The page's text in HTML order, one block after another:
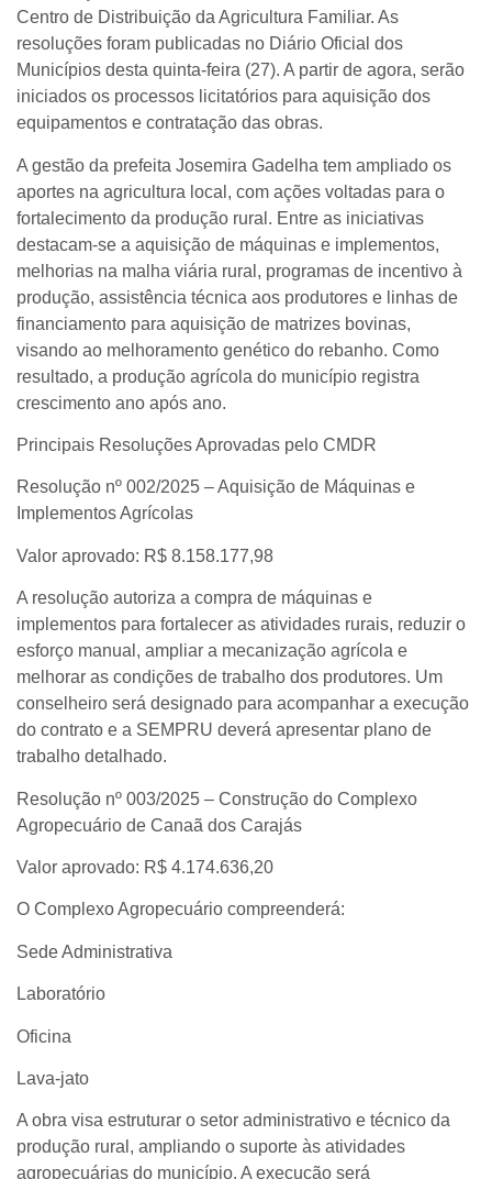
Centro de Distribuição da Agricultura Familiar. As
resoluções foram publicadas no Diário Oficial dos
Municípios desta quinta-feira (27). A partir de agora, serão
iniciados os processos licitatórios para aquisição dos
equipamentos e contratação das obras.
A gestão da prefeita Josemira Gadelha tem ampliado os
aportes na agricultura local, com ações voltadas para o
fortalecimento da produção rural. Entre as iniciativas
destacam-se a aquisição de máquinas e implementos,
melhorias na malha viária rural, programas de incentivo à
produção, assistência técnica aos produtores e linhas de
financiamento para aquisição de matrizes bovinas,
visando ao melhoramento genético do rebanho. Como
resultado, a produção agrícola do município registra
crescimento ano após ano.
Principais Resoluções Aprovadas pelo CMDR
Resolução nº 002/2025 – Aquisição de Máquinas e
Implementos Agrícolas
Valor aprovado: R$ 8.158.177,98
A resolução autoriza a compra de máquinas e
implementos para fortalecer as atividades rurais, reduzir o
esforço manual, ampliar a mecanização agrícola e
melhorar as condições de trabalho dos produtores. Um
conselheiro será designado para acompanhar a execução
do contrato e a SEMPRU deverá apresentar plano de
trabalho detalhado.
Resolução nº 003/2025 – Construção do Complexo
Agropecuário de Canaã dos Carajás
Valor aprovado: R$ 4.174.636,20
O Complexo Agropecuário compreenderá:
Sede Administrativa
Laboratório
Oficina
Lava-jato
A obra visa estruturar o setor administrativo e técnico da
produção rural, ampliando o suporte às atividades
agropecuárias do município. A execução será